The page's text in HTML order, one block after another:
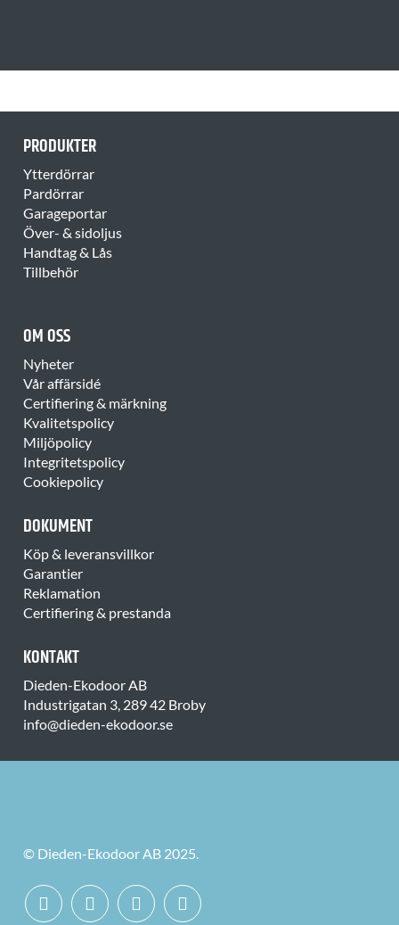
PRODUKTER
Ytterdörrar
Pardörrar
Garageportar
Över- & sidoljus
Handtag & Lås
Tillbehör
OM OSS
Nyheter
Vår affärsidé
Certifiering & märkning
Kvalitetspolicy
Miljöpolicy
Integritetspolicy
Cookiepolicy
DOKUMENT
Köp & leveransvillkor
Garantier
Reklamation
Certifiering & prestanda
KONTAKT
Dieden-Ekodoor AB
Industrigatan 3, 289 42 Broby
info@dieden-ekodoor.se
© Dieden-Ekodoor AB 2025.